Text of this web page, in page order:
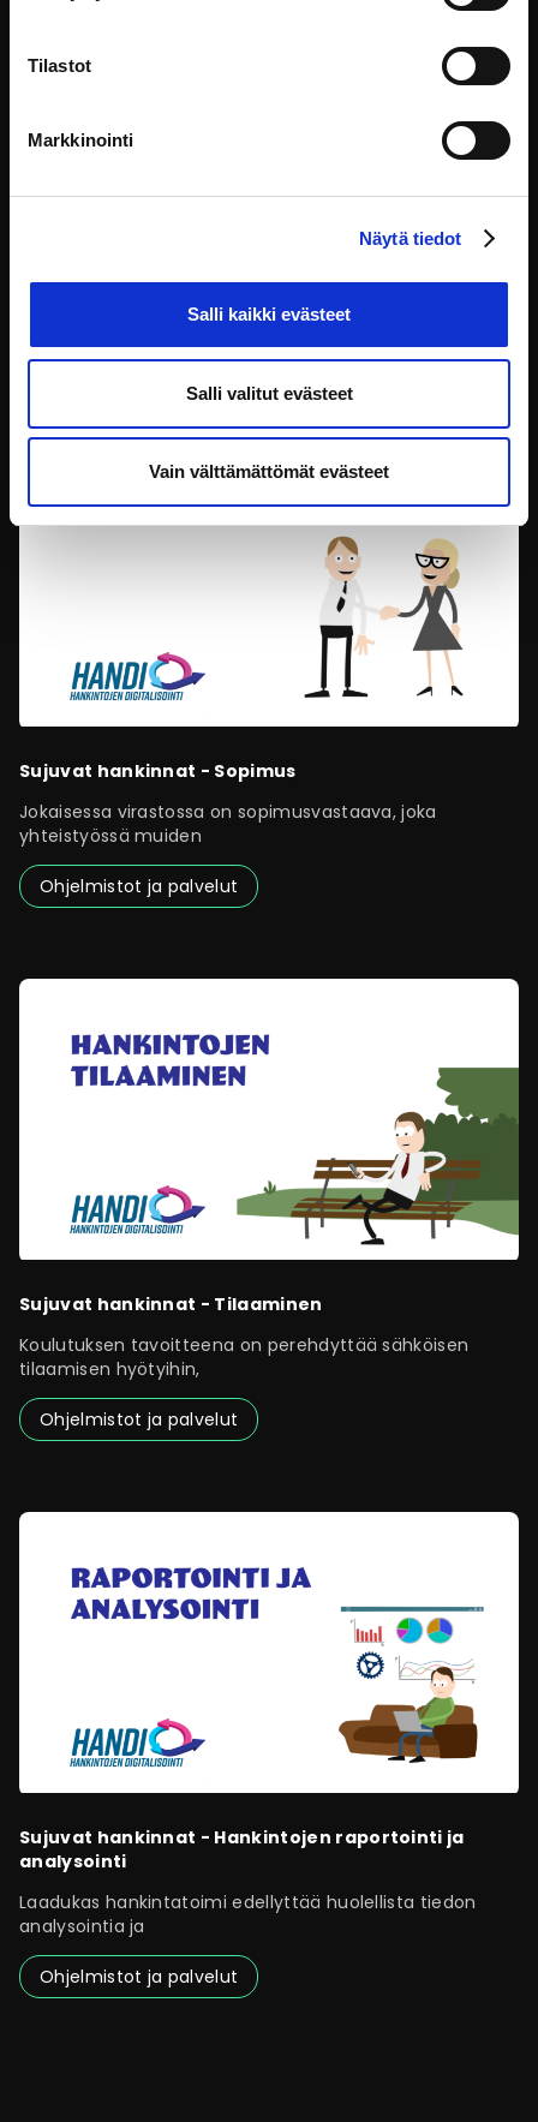
Tilastot
Markkinointi
Näytä tiedot
Salli kaikki evästeet
Salli valitut evästeet
Vain välttämättömät evästeet
Tunnetkin ehkä hankintalaissa mainitut hankintojen
Ohjelmistot ja palvelut
Sujuvat hankinnat - Sopimus
Jokaisessa virastossa on sopimusvastaava, joka
yhteistyössä muiden
Ohjelmistot ja palvelut
Sujuvat hankinnat - Tilaaminen
Koulutuksen tavoitteena on perehdyttää sähköisen
tilaamisen hyötyihin,
Ohjelmistot ja palvelut
Sujuvat hankinnat - Hankintojen raportointi ja
analysointi
Laadukas hankintatoimi edellyttää huolellista tiedon
analysointia ja
Ohjelmistot ja palvelut